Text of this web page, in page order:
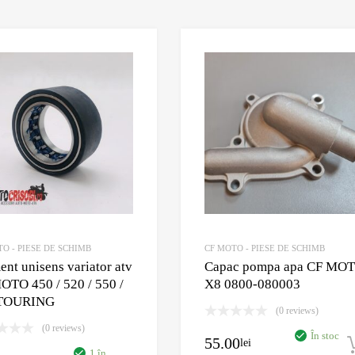
- PIESE DE SCHIMB
unisens variator atv
450 / 520 / 550 /
(0 reviews)
CF MOTO - PIESE DE SCHIMB
Capac pompa apa CF
X8 0800-080003
(0 reviews)
55.00lei
În stoc